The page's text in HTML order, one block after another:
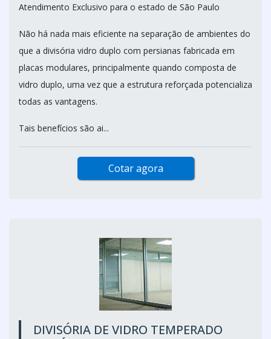
Atendimento Exclusivo para o estado de São Paulo
Não há nada mais eficiente na separação de ambientes do
que a divisória vidro duplo com persianas fabricada em
placas modulares, principalmente quando composta de
vidro duplo, uma vez que a estrutura reforçada potencializa
todas as vantagens.
Tais benefícios são ai...
Cotar agora
DIVISÓRIA DE VIDRO TEMPERADO